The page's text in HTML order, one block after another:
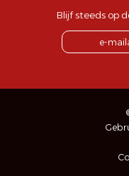
Blijf steeds op